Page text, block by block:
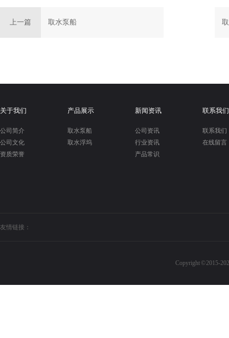
上一篇 取水泵船
关于我们
公司简介
公司文化
资质荣誉
产品展示
取水泵船
取水浮坞
新闻资讯
公司资讯
行业资讯
产品常识
联系我们
联系我们
在线留言
友情链接：
Copyright © 2015-